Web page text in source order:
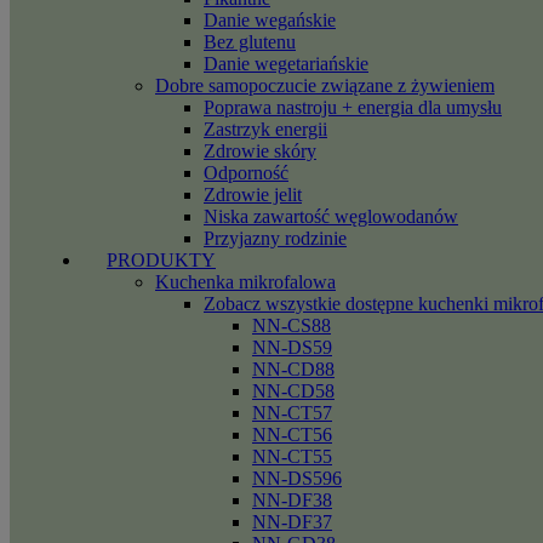
Danie wegańskie
Bez glutenu
Danie wegetariańskie
Dobre samopoczucie związane z żywieniem
Poprawa nastroju + energia dla umysłu
Zastrzyk energii
Zdrowie skóry
Odporność
Zdrowie jelit
Niska zawartość węglowodanów
Przyjazny rodzinie
PRODUKTY
Kuchenka mikrofalowa
Zobacz wszystkie dostępne kuchenki
NN-CS88
NN-DS59
NN-CD88
NN-CD58
NN-CT57
NN-CT56
NN-CT55
NN-DS596
NN-DF38
NN-DF37